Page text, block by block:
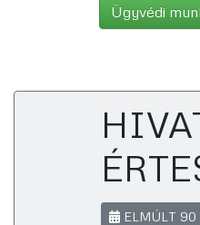
Ügyvédi
ELMÚLT 90